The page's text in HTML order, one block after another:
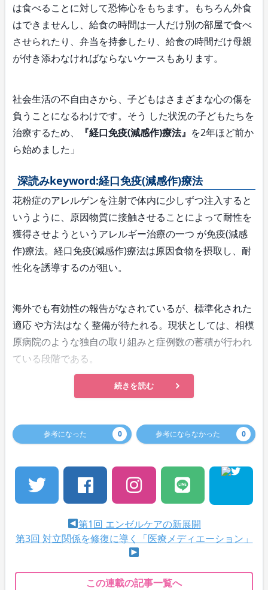
は食べることに対して恐怖心をもちます。もちろん外食
はできませんし、給食の時間は一人だけ別の部屋で食べ
させられたり、弁当を持参したり、給食の時間だけ母親
が付き添わなければならないケースもあります。
社会生活の不自由さから、子どもはさまざまな心の傷を
負うことになるわけです。そう した状況の子どもたちを
治療するため、
『経口免疫(減感作)療法』 を2年ほど前か
ら始めました」
深読みkeyword:経口免疫(減感作)療法
花粉症のアレルゲンを注射で体内に少しずつ注入すると
いうように、原因物質に接触させることによって耐性を
獲得させようというアレルギー治療の一つ が免疫(減感
作)療法。経口免疫(減感作)療法は原因食物を摂取し、耐
性化を誘導するのが狙い。
海外でも有効性の報告がなされているが、標準化された
適応 や方法はなく整備が待たれる。現状としては、相模
原病院のような独自の取り組みと症例数の蓄積が行われ
ている段階である。
続きを読む
参考になった 0 参考にならなかった 0
第1回 エンゼルケアの新展開
第3回 対立関係を修復に導く「医療メディエーション」
この連載の記事一覧へ